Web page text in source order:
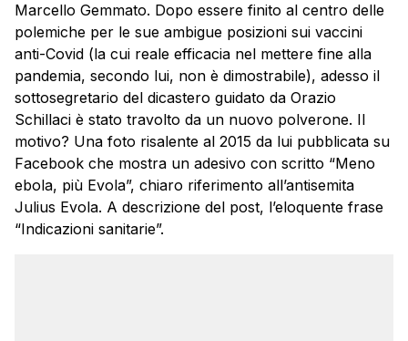
Marcello Gemmato. Dopo essere finito al centro delle
polemiche per le sue ambigue posizioni sui vaccini
anti-Covid (la cui reale efficacia nel mettere fine alla
pandemia, secondo lui, non è dimostrabile), adesso il
sottosegretario del dicastero guidato da Orazio
Schillaci è stato travolto da un nuovo polverone. Il
motivo? Una foto risalente al 2015 da lui pubblicata su
Facebook che mostra un adesivo con scritto “Meno
ebola, più Evola”, chiaro riferimento all’antisemita
Julius Evola. A descrizione del post, l’eloquente frase
“Indicazioni sanitarie”.